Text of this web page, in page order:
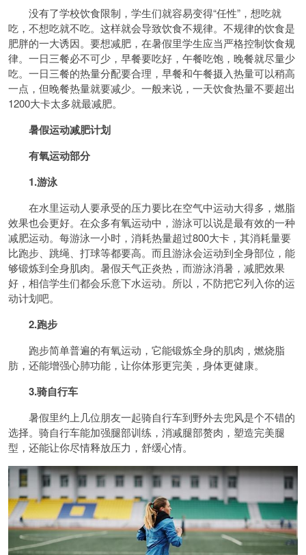
没有了学校饮食限制，学生们就容易变得“任性”，想吃就
吃，不想吃就不吃。这样就会导致饮食不规律。不规律的饮食是
肥胖的一大诱因。要想减肥，在暑假里学生应当严格控制饮食规
律。一日三餐必不可少，早餐要吃好，午餐吃饱，晚餐就尽量少
吃。一日三餐的热量分配要合理，早餐和午餐摄入热量可以稍高
一点，但晚餐热量就要减少。一般来说，一天饮食热量不要超出
1200大卡太多就最减肥。
暑假运动减肥计划
有氧运动部分
1.游泳
在水里运动人要承受的压力要比在空气中运动大得多，燃脂
效果也会更好。在众多有氧运动中，游泳可以说是最有效的一种
减肥运动。每游泳一小时，消耗热量超过800大卡，其消耗量要
比跑步、跳绳、打球等都要高。而且游泳会运动到全身部位，能
够锻炼到全身肌肉。暑假天气正炎热，而游泳消暑，减肥效果
好，相信学生们都会乐意下水运动。所以，不防把它列入你的运
动计划吧。
2.跑步
跑步简单普遍的有氧运动，它能锻炼全身的肌肉，燃烧脂
肪，还能增强心肺功能，让你体形更完美，身体更健康。
3.骑自行车
暑假里约上几位朋友一起骑自行车到野外去兜风是个不错的
选择。骑自行车能加强腿部训练，消减腿部赘肉，塑造完美腿
型，还能让你尽情释放压力，舒缓心情。